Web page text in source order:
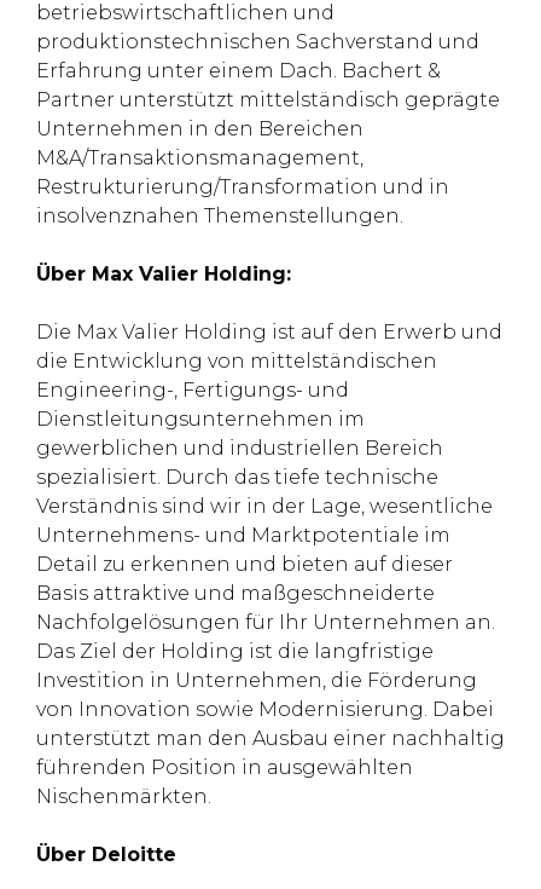
betriebswirtschaftlichen und
produktionstechnischen Sachverstand und
Erfahrung unter einem Dach. Bachert &
Partner unterstützt mittelständisch geprägte
Unternehmen in den Bereichen
M&A/Transaktionsmanagement,
Restrukturierung/Transformation und in
insolvenznahen Themenstellungen.
Über Max Valier Holding:
Die Max Valier Holding ist auf den Erwerb und
die Entwicklung von mittelständischen
Engineering-, Fertigungs- und
Dienstleitungsunternehmen im
gewerblichen und industriellen Bereich
spezialisiert. Durch das tiefe technische
Verständnis sind wir in der Lage, wesentliche
Unternehmens- und Marktpotentiale im
Detail zu erkennen und bieten auf dieser
Basis attraktive und maßgeschneiderte
Nachfolgelösungen für Ihr Unternehmen an.
Das Ziel der Holding ist die langfristige
Investition in Unternehmen, die Förderung
von Innovation sowie Modernisierung. Dabei
unterstützt man den Ausbau einer nachhaltig
führenden Position in ausgewählten
Nischenmärkten.
Über Deloitte